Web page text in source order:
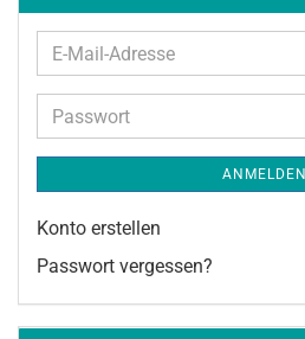
E-
Mail-
Adresse
Passwort
ANMELDEN
Konto erstellen
Passwort vergessen?